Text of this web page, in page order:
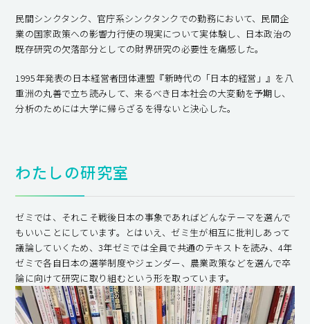
民間シンクタンク、官庁系シンクタンクでの勤務において、民間企
業の国家政策への影響力行使の現実について実体験し、日本政治の
既存研究の欠落部分としての財界研究の必要性を痛感した。
1995年発表の日本経営者団体連盟『新時代の「日本的経営」』を八
重洲の丸善で立ち読みして、来るべき日本社会の大変動を予期し、
分析のためには大学に帰らざるを得ないと決心した。
わたしの研究室
ゼミでは、それこそ戦後日本の事象であればどんなテーマを選んで
もいいことにしています。とはいえ、ゼミ生が相互に批判しあって
議論していくため、3年ゼミでは全員で共通のテキストを読み、4年
ゼミで各自日本の選挙制度やジェンダー、農業政策などを選んで卒
論に向けて研究に取り組むという形を取っています。